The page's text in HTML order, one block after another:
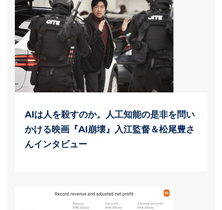
AIは人を殺すのか。人工知能の是非を問い
かける映画『AI崩壊』入江監督＆松尾豊さ
んインタビュー